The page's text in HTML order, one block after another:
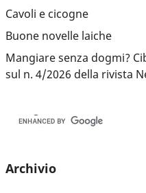
Cavoli e cicogne
Buone novelle laiche
Mangiare senza dogmi?
sul n. 4/2026 della rivista
Archivio